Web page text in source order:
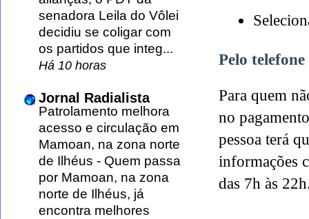
Pelo telefone
Para quem
no
pessoa terá
informações
das 7h às
senadora Leila do Vôlei
decidiu se coligar com
os partidos que integ...
Há 10 horas
Jornal Radialista
Patrolamento melhora
acesso e circulação em
Mamoan, na zona norte
de Ilhéus - Quem passa
por Mamoan, na zona
norte de Ilhéus, já
encontra melhores